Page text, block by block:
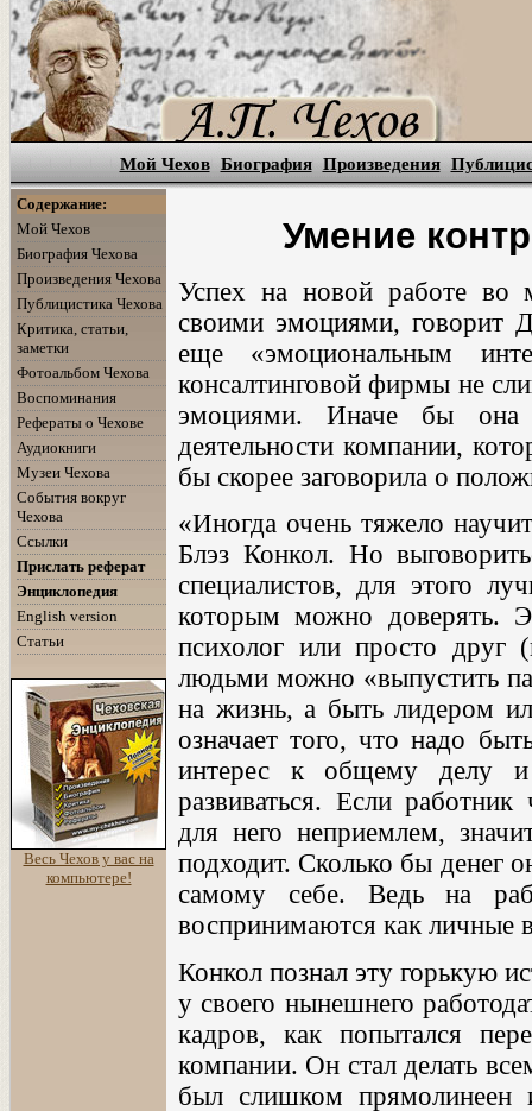
Мой Чехов Биография Произведения
Содержание:
Мой Чехов
Биография Чехова
Произведения Чехова
Публицистика Чехова
Критика, статьи,
заметки
Фотоальбом Чехова
Воспоминания
Рефераты о Чехове
Аудиокниги
Музеи Чехова
События вокруг
Чехова
Ссылки
Прислать реферат
Энциклопедия
English version
Статьи
Весь Чехов у вас на
компьютере!
Умение
Успех на новой работе во
своими эмоциями, говорит
еще «эмоциональным
консалтинговой фирмы не
эмоциями. Иначе бы она
деятельности компании,
бы скорее заговорила о
«Иногда очень тяжело
Блэз Конкол. Но
специалистов, для этого
которым можно доверять.
психолог или просто друг
людьми можно «выпустить
на жизнь, а быть лидером
означает того, что надо
интерес к общему делу и
развиваться. Если работник
для него неприемлем,
подходит. Сколько бы денег
самому себе. Ведь на
воспринимаются как личные
Конкол познал эту горькую
у своего нынешнего
кадров, как попытался
компании. Он стал делать
был слишком прямолинеен